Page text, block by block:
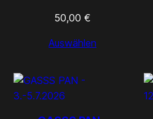
50,00€
Auswählen